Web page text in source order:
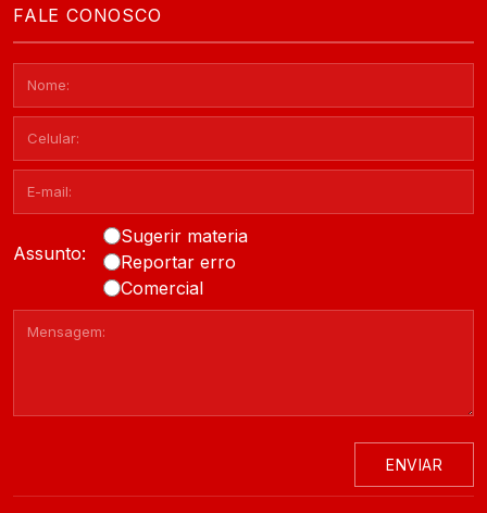
FALE CONOSCO
Assunto:
Sugerir materia
Reportar erro
Comercial
ENVIAR